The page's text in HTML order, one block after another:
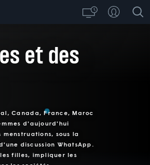
et des
Canada, France, Maroc
d'aujourd'hui
menstruations, sous la
discussion WhatsApp.
filles, impliquer les